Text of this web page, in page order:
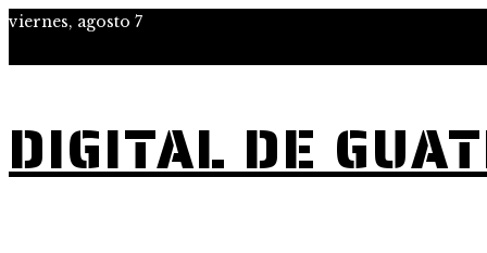
viernes, agosto 7
DIGITAL DE